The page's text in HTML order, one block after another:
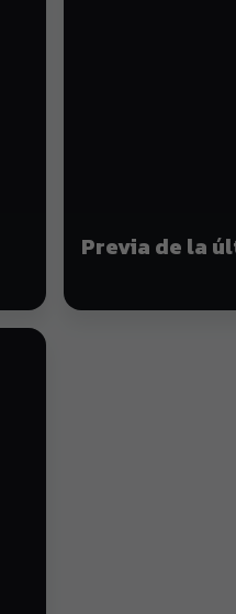
Previa de la